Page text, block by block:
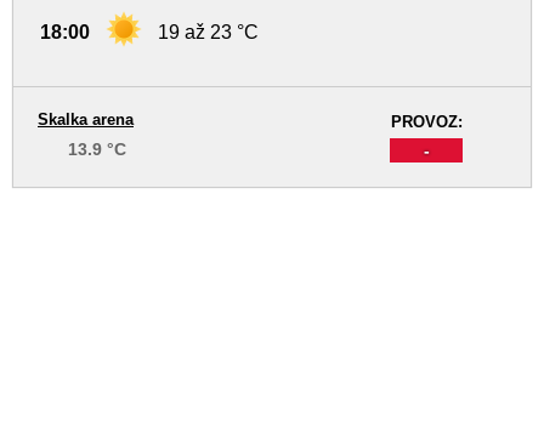
18:00 19 až 23 °C
PROVOZ:
-
Skalka arena
13.9 °C